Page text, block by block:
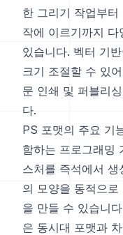
한 그리기 작업부
작에 이르기까지
있습니다. 벡터 기
크기 조절할 수 있
문 인쇄 및 퍼블리
다.
PS 포맷의 주요 기
함하는 프로그래밍
스처를 즉석에서
의 모양을 동적으
을 만들 수 있습니
은 동시대 포맷과